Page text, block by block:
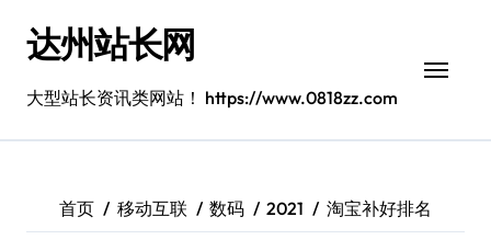
达州站长网
大型站长资讯类网站！ https://www.0818zz.com
首页 移动互联 数码 2021 淘宝补好排名